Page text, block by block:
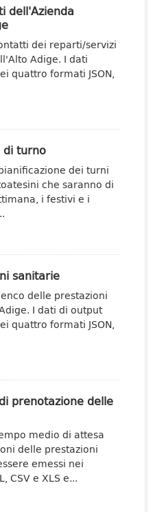
dell'Azienda
dei reparti/servizi
Adige. I dati
quattro formati JSON,
di turno
dei turni
che saranno di
i festivi e i
sanitarie
delle prestazioni
I dati di output
quattro formati JSON,
prenotazione delle
medio di attesa
delle prestazioni
emessi nei
CSV e XLS e...